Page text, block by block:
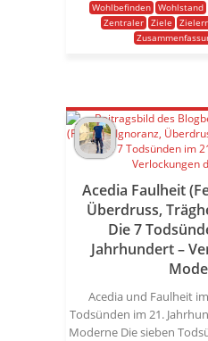
Wohlbefinden
Wohlstand
Zentraler
Ziele
Acedia Faulheit
Überdruss,
Die 7
Jahrhundert –
Acedia und Faulheit
Todsünden im 21.
Moderne Die sieben